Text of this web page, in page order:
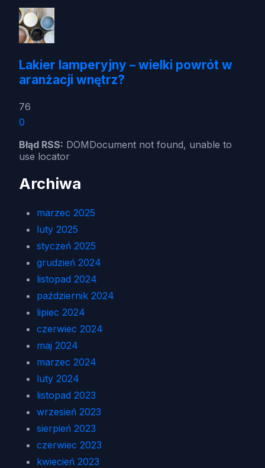
Lakier lamperyjny – wielki powrót w
aranżacji wnętrz?
76
0
Błąd RSS: DOMDocument not found, unable to
use locator
Archiwa
marzec 2025
luty 2025
styczeń 2025
grudzień 2024
listopad 2024
październik 2024
lipiec 2024
czerwiec 2024
maj 2024
marzec 2024
luty 2024
listopad 2023
wrzesień 2023
sierpień 2023
czerwiec 2023
kwiecień 2023